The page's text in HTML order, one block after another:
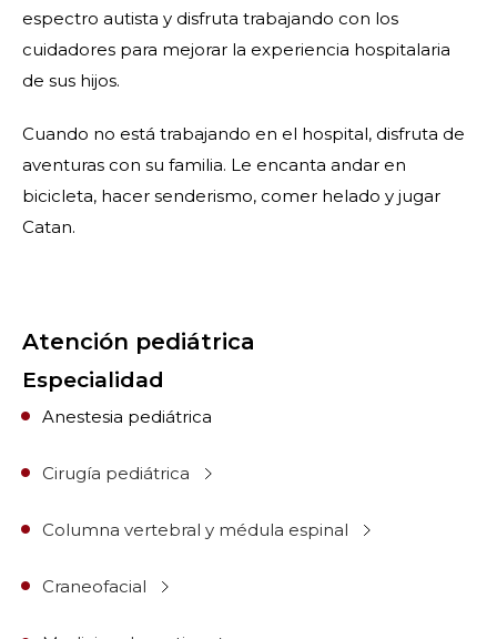
espectro autista y disfruta trabajando con los
cuidadores para mejorar la experiencia hospitalaria
de sus hijos.
Cuando no está trabajando en el hospital, disfruta de
aventuras con su familia. Le encanta andar en
bicicleta, hacer senderismo, comer helado y jugar
Catan.
Atención pediátrica
Especialidad
Anestesia pediátrica
Cirugía pediátrica
Columna vertebral y médula espinal
Craneofacial